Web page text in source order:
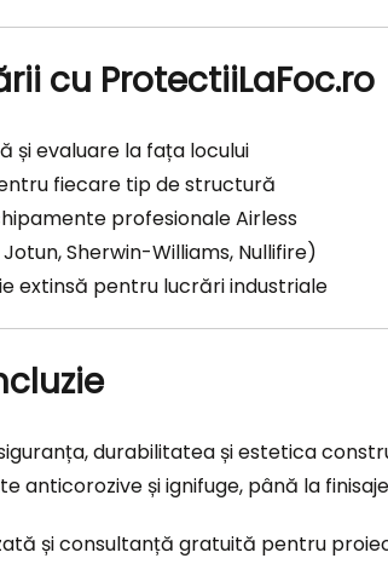
cu ProtectiiLaFoc.ro
și evaluare la fața locului
fiecare tip de structură
profesionale Airless
Sherwin-Williams, Nullifire)
extinsă pentru lucrări industriale
durabilitatea și estetica
anticorozive și ignifuge, până la
și consultanță gratuită pentru